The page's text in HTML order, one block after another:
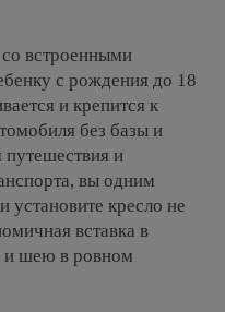
встроенными
с рождения до 18
и крепится к
без базы и
и
вы одним
установите кресло не
вставка в
и шею в ровном